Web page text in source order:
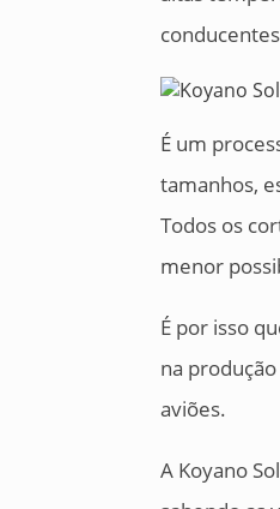
É um
tamanhos,
Todos os
menor
É por isso
na
aviões.
A Koyano